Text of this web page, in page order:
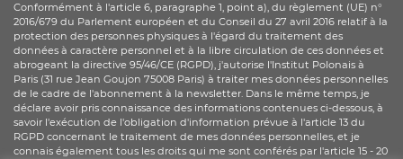
Conformément à l'article 6, paragraphe 1, point a), du règlement (UE) n°
2016/679 du Parlement européen et du Conseil du 27 avril 2016 relatif à la
protection des personnes physiques à l'égard du traitement des
données à caractère personnel et à la libre circulation de ces données et
abrogeant la directive 95/46/CE (RGPD), j'autorise l'Institut Polonais à
Paris (31 rue Jean Goujon 75008 Paris) à traiter mes données personnelles
de le cadre de l'abonnement à la newsletter. Dans le même temps, je
déclare avoir pris connaissance des informations contenues ci-dessous, à
savoir l'exécution de l'obligation d'information prévue à l'article 13 du
RGPD concernant le traitement de mes données personnelles, et je
connais également tous les droits qui me sont conférés par l'article 15 - 20